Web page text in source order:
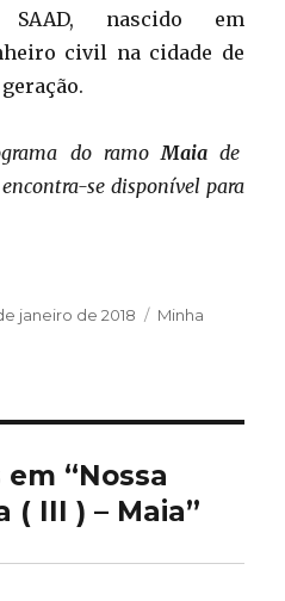
SAAD, nascido em
civil na cidade de
geração.
do ramo Maiade
se disponível para
janeiro de 2018 Categorias
Minha
“Nossa
( III ) – Maia”